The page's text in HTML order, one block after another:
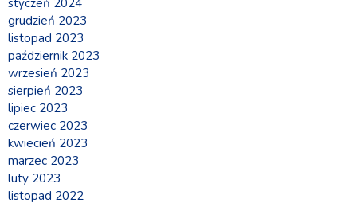
grudzień 2023
listopad 2023
październik 2023
wrzesień 2023
sierpień 2023
lipiec 2023
czerwiec 2023
kwiecień 2023
marzec 2023
luty 2023
listopad 2022